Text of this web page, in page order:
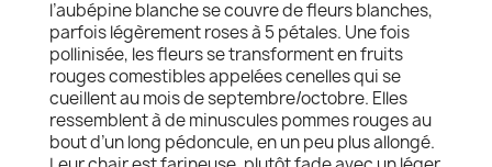
l’aubépine blanche se couvre de fleurs blanches,
parfois légèrement roses à 5 pétales. Une fois
pollinisée, les fleurs se transforment en fruits
rouges comestibles appelées cenelles qui se
cueillent au mois de septembre/octobre. Elles
ressemblent à de minuscules pommes rouges au
bout d’un long pédoncule, en un peu plus allongé.